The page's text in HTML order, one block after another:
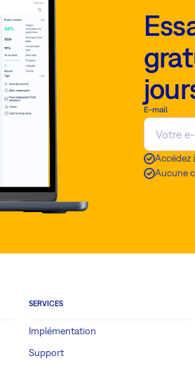
E-mail
Accédez
Aucune
SERVICES
Implémentation
Support